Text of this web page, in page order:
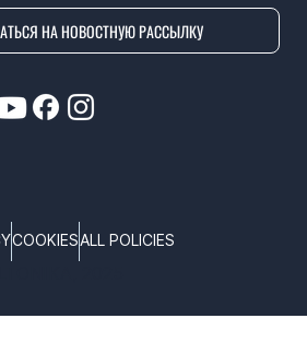
НА НОВОСТНУЮ РАССЫЛКУ
COOKIESALL POLICIES